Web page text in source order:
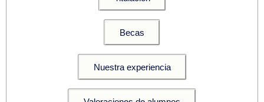
Becas
Nuestra experiencia